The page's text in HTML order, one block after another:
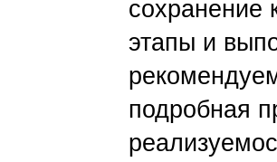
сохранение
этапы и
подробная